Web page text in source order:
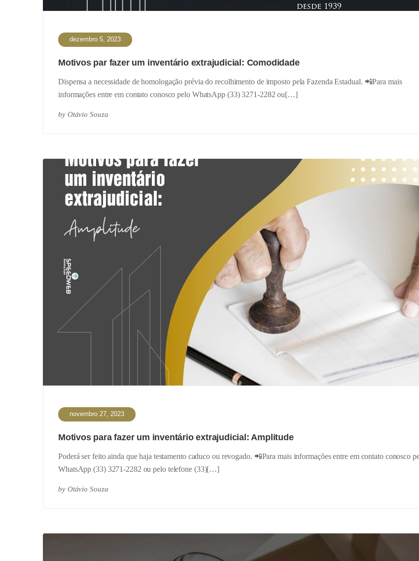
dezembro 5, 2023
Motivos par fazer um inventário extrajudicial: Comodidade
Dispensa a necessidade de homologação prévia do recolhimento de imposto pela Fazenda Estadual. 📲Para mais
informações entre em contato conosco pelo WhatsApp (33) 3271-2282 ou[…]
by Otávio Souza
novembro 27, 2023
Motivos para fazer um inventário extrajudicial: Amplitude
Poderá ser feito ainda que haja testamento caduco ou revogado. 📲Para mais informações entre em contato conosco
WhatsApp (33) 3271-2282 ou pelo telefone (33)[…]
by Otávio Souza